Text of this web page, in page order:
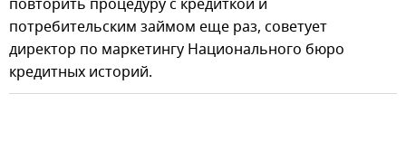
потребительским займом еще раз, советует
директор по маркетингу Национального бюро
кредитных историй.